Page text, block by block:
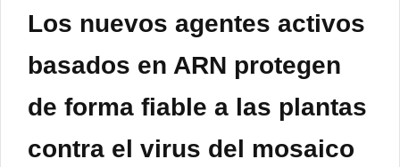
Los nuevos agentes activos
basados ​​en ARN protegen
de forma fiable a las plantas
contra el virus del mosaico